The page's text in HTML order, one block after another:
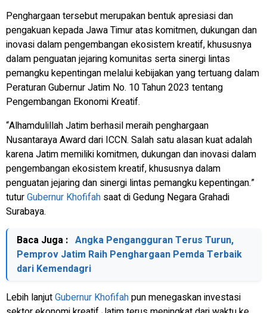
Penghargaan tersebut merupakan bentuk apresiasi dan
pengakuan kepada Jawa Timur atas komitmen, dukungan dan
inovasi dalam pengembangan ekosistem kreatif, khususnya
dalam penguatan jejaring komunitas serta sinergi lintas
pemangku kepentingan melalui kebijakan yang tertuang dalam
Peraturan Gubernur Jatim No. 10 Tahun 2023 tentang
Pengembangan Ekonomi Kreatif.
“Alhamdulillah Jatim berhasil meraih penghargaan
Nusantaraya Award dari ICCN. Salah satu alasan kuat adalah
karena Jatim memiliki komitmen, dukungan dan inovasi dalam
pengembangan ekosistem kreatif, khususnya dalam
penguatan jejaring dan sinergi lintas pemangku kepentingan.”
tuturGubernur Khofifah saat di Gedung Negara Grahadi
Surabaya.
Baca Juga : Angka Pengangguran Terus Turun,
Pemprov Jatim Raih Penghargaan Pemda Terbaik
dari Kemendagri
Lebih lanjutGubernur Khofifahpun menegaskan investasi